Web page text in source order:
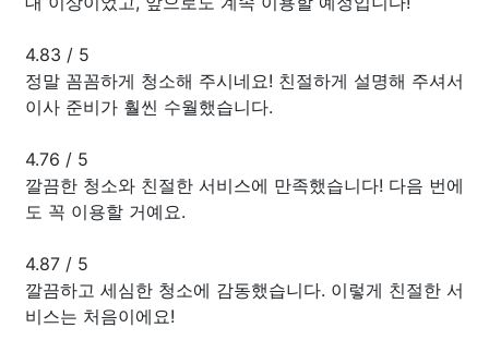
4.83 / 5
정말 꼼꼼하게 청소해 주시네요! 친절하게 설명해 주셔서
이사 준비가 훨씬 수월했습니다.
4.76 / 5
깔끔한 청소와 친절한 서비스에 만족했습니다! 다음 번에
도 꼭 이용할 거예요.
4.87 / 5
깔끔하고 세심한 청소에 감동했습니다. 이렇게 친절한 서
비스는 처음이에요!